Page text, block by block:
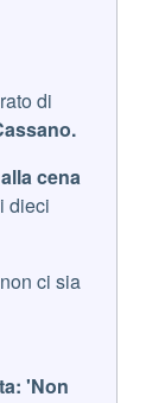
di
cena
dieci
ci sia
'Non